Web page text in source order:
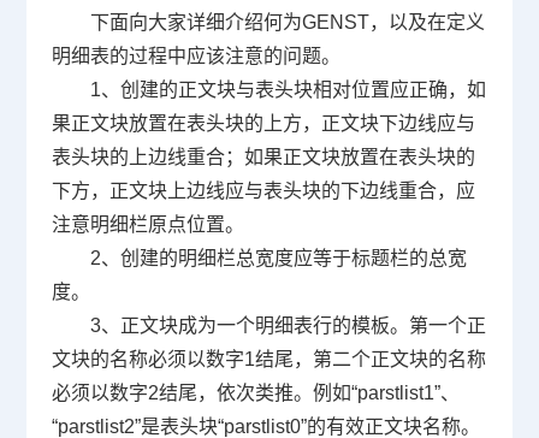
下面向大家详细介绍何为GENST，以及在定义
明细表的过程中应该注意的问题。
1、创建的正文块与表头块相对位置应正确，如
果正文块放置在表头块的上方，正文块下边线应与
表头块的上边线重合；如果正文块放置在表头块的
下方，正文块上边线应与表头块的下边线重合，应
注意明细栏原点位置。
2、创建的明细栏总宽度应等于标题栏的总宽
度。
3、正文块成为一个明细表行的模板。第一个正
文块的名称必须以数字1结尾，第二个正文块的名称
必须以数字2结尾，依次类推。例如“parstlist1”、
“parstlist2”是表头块“parstlist0”的有效正文块名称。